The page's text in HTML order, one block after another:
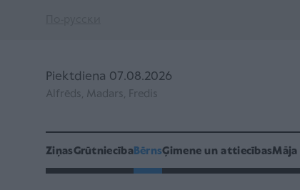
Piektdiena 07.08.2026
Alfrēds, Madars, Fredis
ZiņasGrūtniecībaBērnsĢimene un attiecībasMāja